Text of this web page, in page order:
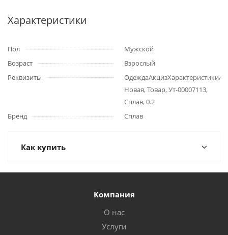
Характеристики
Пол
Мужской
Возраст
Взрослый
Реквизиты
ОдеждаАкцизХарактеристики/
Новая, Товар, Ут-00007113,
Сплав, 0.2
Бренд
Сплав
Как купить
Компания
О нас
Услуги